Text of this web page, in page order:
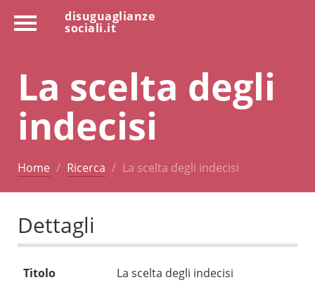
disuguaglianze
sociali.it
La scelta degli
indecisi
Home Ricerca La scelta degli indecisi
Dettagli
Titolo La scelta degli indecisi